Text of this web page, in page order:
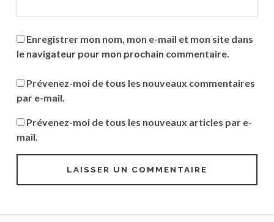
Enregistrer mon nom, mon e-mail et mon site dans
le navigateur pour mon prochain commentaire.
Prévenez-moi de tous les nouveaux commentaires
par e-mail.
Prévenez-moi de tous les nouveaux articles par e-
mail.